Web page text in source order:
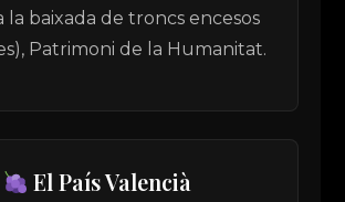
la baixada de troncs encesos
Patrimoni de la Humanitat.
El País Valencià